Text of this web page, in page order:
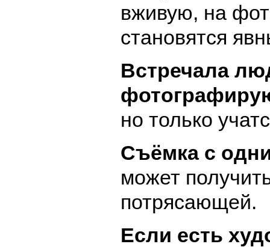
вживую, на
становятся
Встречала
но только
Съёмка с
может
потрясающей.
Если есть